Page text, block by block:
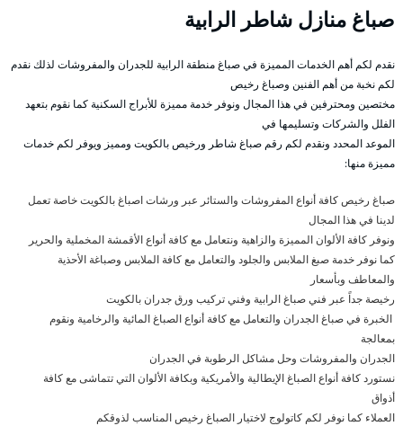
صباغ منازل شاطر الرابية
نقدم لكم أهم الخدمات المميزة في صباغ منطقة الرابية للجدران والمفروشات لذلك نقدم
لكم نخبة من أهم الفنين وصباغ رخيص
مختصين ومحترفين في هذا المجال ونوفر خدمة مميزة للأبراج السكنية كما نقوم بتعهد
الفلل والشركات وتسليمها في
الموعد المحدد ونقدم لكم رقم صباغ شاطر ورخيص بالكويت ومميز ويوفر لكم خدمات
مميزة منها:
صباغ رخيص كافة أنواع المفروشات والستائر عبر ورشات اصباغ بالكويت خاصة تعمل
لدينا في هذا المجال
ونوفر كافة الألوان المميزة والزاهية ونتعامل مع كافة أنواع الأقمشة المخملية والحرير
كما نوفر خدمة صبغ الملابس والجلود والتعامل مع كافة الملابس وصباغة الأحذية
والمعاطف وبأسعار
رخيصة جداً عبر فني صباغ الرابية وفني تركيب ورق جدران بالكويت
الخبرة في صباغ الجدران والتعامل مع كافة أنواع الصباغ المائية والرخامية ونقوم
بمعالجة
الجدران والمفروشات وحل مشاكل الرطوبة في الجدران
نستورد كافة أنواع الصباغ الإيطالية والأمريكية وبكافة الألوان التي تتماشى مع كافة
أذواق
العملاء كما نوفر لكم كاتولوج لاختيار الصباغ رخيص المناسب لذوقكم